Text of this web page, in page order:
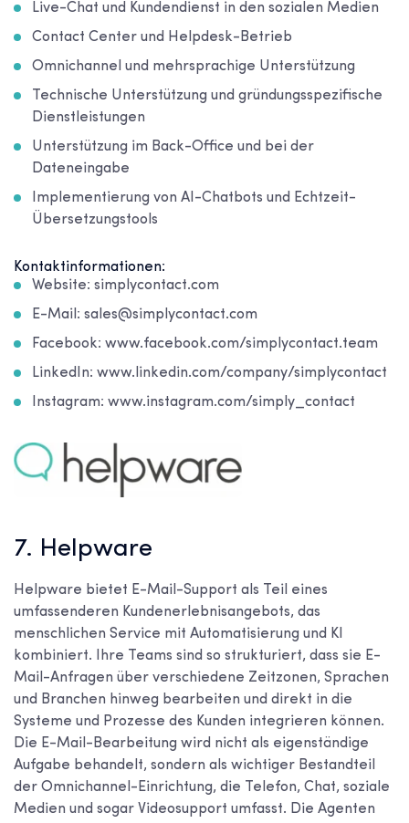
Live-Chat und Kundendienst in den sozialen Medien
Contact Center und Helpdesk-Betrieb
Omnichannel und mehrsprachige Unterstützung
Technische Unterstützung und gründungsspezifische
Dienstleistungen
Unterstützung im Back-Office und bei der
Dateneingabe
Implementierung von AI-Chatbots und Echtzeit-
Übersetzungstools
Kontaktinformationen:
Website: simplycontact.com
E-Mail: sales@simplycontact.com
Facebook: www.facebook.com/simplycontact.team
LinkedIn: www.linkedin.com/company/simplycontact
Instagram: www.instagram.com/simply_contact
7. Helpware
Helpware bietet E-Mail-Support als Teil eines
umfassenderen Kundenerlebnisangebots, das
menschlichen Service mit Automatisierung und KI
kombiniert. Ihre Teams sind so strukturiert, dass sie E-
Mail-Anfragen über verschiedene Zeitzonen, Sprachen
und Branchen hinweg bearbeiten und direkt in die
Systeme und Prozesse des Kunden integrieren können.
Die E-Mail-Bearbeitung wird nicht als eigenständige
Aufgabe behandelt, sondern als wichtiger Bestandteil
der Omnichannel-Einrichtung, die Telefon, Chat, soziale
Medien und sogar Videosupport umfasst. Die Agenten